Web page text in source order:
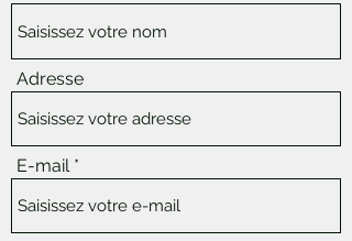
Adresse
E-mail